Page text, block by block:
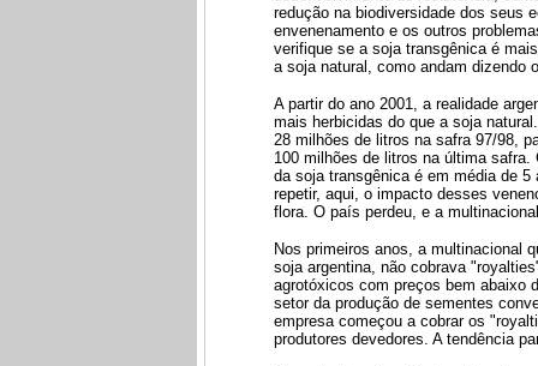
redução na biodiversidade dos seus
envenenamento e os outros
verifique se a soja transgênica é
a soja natural, como andam dizendo
A partir do ano 2001, a realidade
mais herbicidas do que a soja
28 milhões de litros na safra 97/98,
100 milhões de litros na última
da soja transgênica é em média de
repetir, aqui, o impacto desses
flora. O país perdeu, e a
Nos primeiros anos, a multinacional
soja argentina, não cobrava
agrotóxicos com preços bem abaixo
setor da produção de sementes
empresa começou a cobrar os
produtores devedores. A tendência